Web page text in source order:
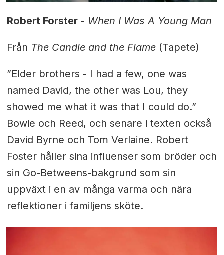
Robert Forster- When I Was A Young Man
Från The Candle and the Flame(Tapete)
”Elder brothers - I had a few, one was
named David, the other was Lou, they
showed me what it was that I could do.”
Bowie och Reed, och senare i texten också
David Byrne och Tom Verlaine. Robert
Foster håller sina influenser som bröder och
sin Go-Betweens-bakgrund som sin
uppväxt i en av många varma och nära
reflektioner i familjens sköte.